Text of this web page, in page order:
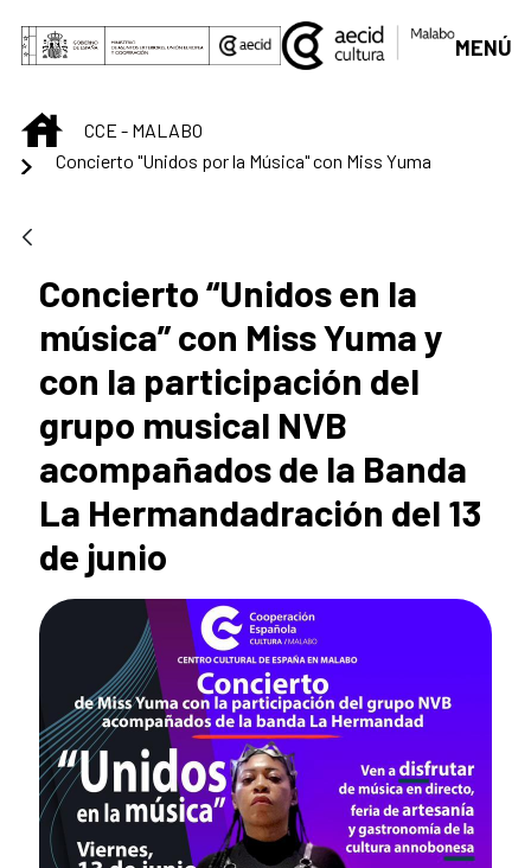
Saltar al contenido principal
MENÚ
INICIOCCE - MALABO
Concierto "Unidos por la Música" con Miss Yuma
Concierto “Unidos en la
música” con Miss Yuma y
con la participación del
grupo musical NVB
acompañados de la Banda
La Hermandadración del 13
de junio